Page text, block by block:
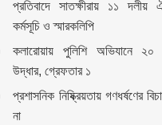
প্রতিবাদে সাতক্ষীরায় ১১ দলীয়
কর্মসূচি ও স্মারকলিপি
কলারোয়ায় পুলিশি অভিযানে
উদ্ধার, গ্রেফতার ১
প্রশাসনিক নিষ্ক্রিয়তায় গণধর্ষণের
না